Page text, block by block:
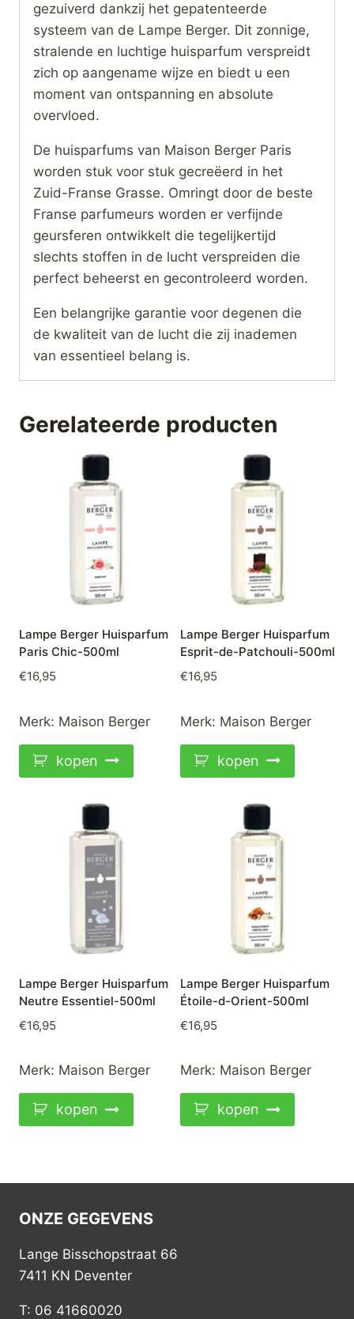
gezuiverd dankzij het gepatenteerde
systeem van de Lampe Berger. Dit zonnige,
stralende en luchtige huisparfum verspreidt
zich op aangename wijze en biedt u een
moment van ontspanning en absolute
overvloed.
De huisparfums van Maison Berger Paris
worden stuk voor stuk gecreëerd in het
Zuid-Franse Grasse. Omringt door de beste
Franse parfumeurs worden er verfijnde
geursferen ontwikkelt die tegelijkertijd
slechts stoffen in de lucht verspreiden die
perfect beheerst en gecontroleerd worden.
Een belangrijke garantie voor degenen die
de kwaliteit van de lucht die zij inademen
van essentieel belang is.
Gerelateerde producten
Lampe Berger Huisparfum
Paris Chic-500ml
€16,95
Merk: Maison Berger
kopen
Lampe Berger Huisparfum
Esprit-de-Patchouli-500ml
€16,95
Merk: Maison Berger
kopen
Lampe Berger Huisparfum
Neutre Essentiel-500ml
€16,95
Merk: Maison Berger
kopen
Lampe Berger Huisparfum
Étoile-d-Orient-500ml
€16,95
Merk: Maison Berger
kopen
ONZE GEGEVENS
Lange Bisschopstraat 66
7411 KN Deventer
T: 06 41660020